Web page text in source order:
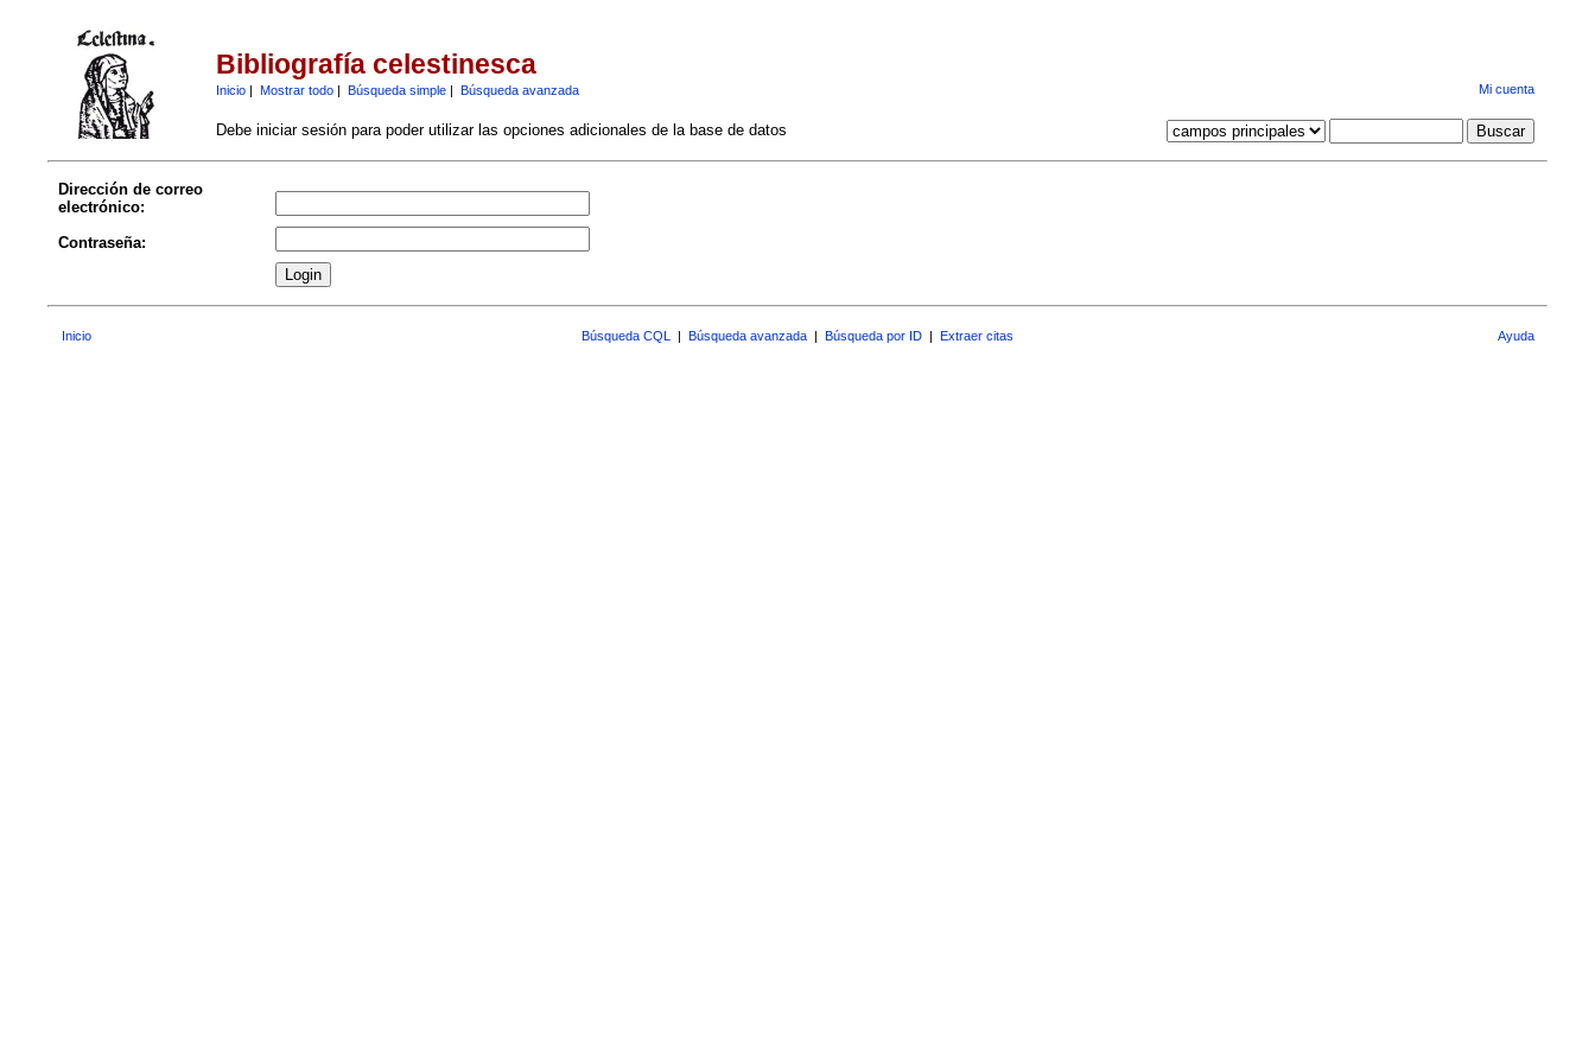
Bibliografía celestinesca
Inicio| Mostrar todo| Búsqueda simple| Búsqueda avanzada Mi cuenta
Debe iniciar sesión para poder utilizar las opciones adicionales de la base de datos
Dirección de correo
electrónico:
Contraseña:
Inicio Búsqueda CQL | Búsqueda avanzada | Búsqueda por ID | Extraer citas Ayuda